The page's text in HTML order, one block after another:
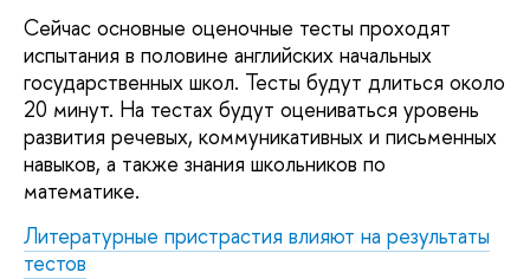
Сейчас основные оценочные тесты проходят
испытания в половине английских начальных
государственных школ. Тесты будут длиться около
20 минут. На тестах будут оцениваться уровень
развития речевых, коммуникативных и письменных
навыков, а также знания школьников по
математике.
Литературные пристрастия влияют на результаты
тестов